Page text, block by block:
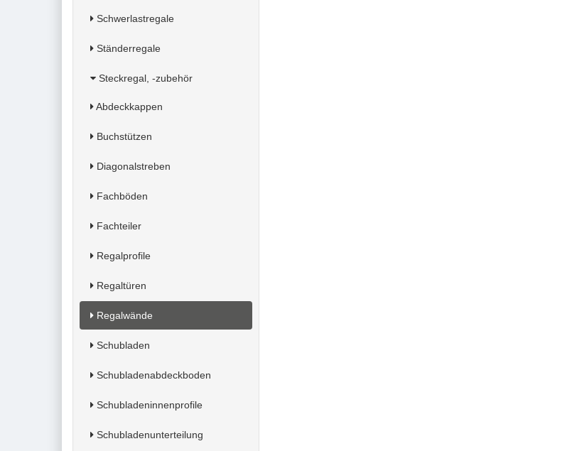
Schwerlastregale
Ständerregale
Steckregal, -zubehör
Abdeckkappen
Buchstützen
Diagonalstreben
Fachböden
Fachteiler
Regalprofile
Regaltüren
Regalwände
Schubladen
Schubladenabdeckboden
Schubladeninnenprofile
Schubladenunterteilung